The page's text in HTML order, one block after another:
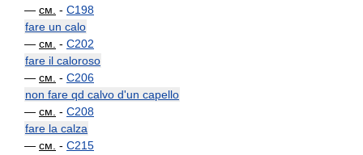
— см. - C198
fare un calo
— см. - C202
fare il caloroso
— см. - C206
non fare qd calvo d'un capello
— см. - C208
fare la calza
— см. - C215